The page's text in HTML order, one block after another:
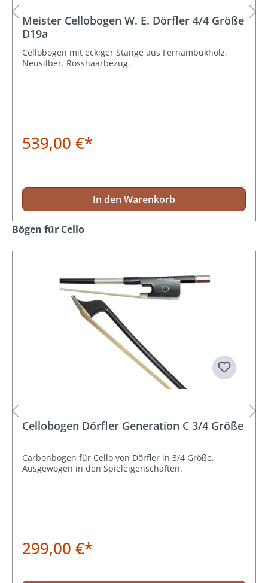
Meister Cellobogen W. E. Dörfler 4/4 Größe
D19a
Cellobogen mit eckiger Stange aus Fernambukholz,
Neusilber. Rosshaarbezug.
539,00 €*
In den Warenkorb
Produktgalerie überspringen
Bögen für Cello
Cellobogen Dörfler Generation C 3/4 Größe
Carbonbogen für Cello von Dörfler in 3/4 Größe.
Ausgewogen in den Spieleigenschaften.
299,00 €*